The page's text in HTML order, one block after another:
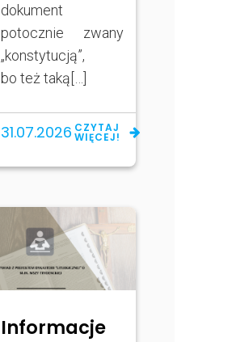
dokument
potocznie zwany
„konstytucją”,
bo też taką[…]
31.07.2026 CZYTAJ
WIĘCEJ!
Informacje